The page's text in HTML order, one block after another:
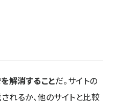
解消することだ。サイトの
れるか、他のサイトと比較